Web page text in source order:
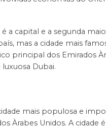
a capital e a segunda
mas a cidade mais
principal dos Emirados
luxuosa Dubai.
mais populosa e
Àrabes Unidos. A cidade é